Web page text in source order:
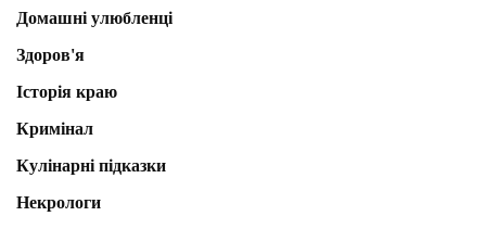
Домашні улюбленці
Здоров'я
Історія краю
Кримінал
Кулінарні підказки
Некрологи